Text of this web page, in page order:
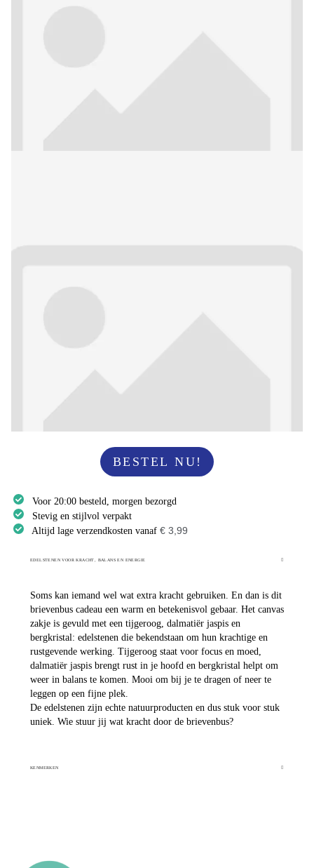
BESTEL NU!
Voor 20:00 besteld, morgen bezorgd
Stevig en stijlvol verpakt
Altijd lage verzendkosten vanaf € 3,99
EDELSTENEN VOOR KRACHT, BALANS EN ENERGIE
Soms kan iemand wel wat extra kracht gebruiken. En dan is dit
brievenbus cadeau een warm en betekenisvol gebaar. Het canvas
zakje is gevuld met een tijgeroog, dalmatiër jaspis en
bergkristal: edelstenen die bekendstaan om hun krachtige en
rustgevende werking. Tijgeroog staat voor focus en moed,
dalmatiër jaspis brengt rust in je hoofd en bergkristal helpt om
weer in balans te komen. Mooi om bij je te dragen of neer te
leggen op een fijne plek.
De edelstenen zijn echte natuurproducten en dus stuk voor stuk
uniek. Wie stuur jij wat kracht door de brievenbus?
KENMERKEN